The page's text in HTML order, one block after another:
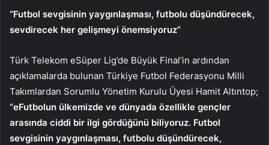
“Futbol sevgisinin yaygınlaşması, futbolu düşündürecek,
sevdirecek her gelişmeyi önemsiyoruz”
Türk Telekom eSüper Lig’de Büyük Final’in ardından
açıklamalarda bulunan Türkiye Futbol Federasyonu Milli
Takımlardan Sorumlu Yönetim Kurulu Üyesi Hamit Altıntop;
“eFutbolun ülkemizde ve dünyada özellikle gençler
arasında ciddi bir ilgi gördüğünü biliyoruz. Futbol
sevgisinin yaygınlaşması, futbolu düşündürecek,